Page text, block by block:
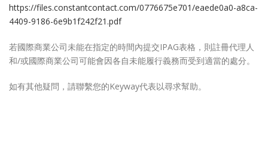
https://files.constantcontact.com/0776675e701/eaede0a0-a8ca-
4409-9186-6e9b1f242f21.pdf
若國際商業公司未能在指定的時間內提交IPAG表格，則註冊代理人
和/或國際商業公司可能會因各自未能履行義務而受到適當的處分。
如有其他疑問，請聯繫您的Keyway代表以尋求幫助。